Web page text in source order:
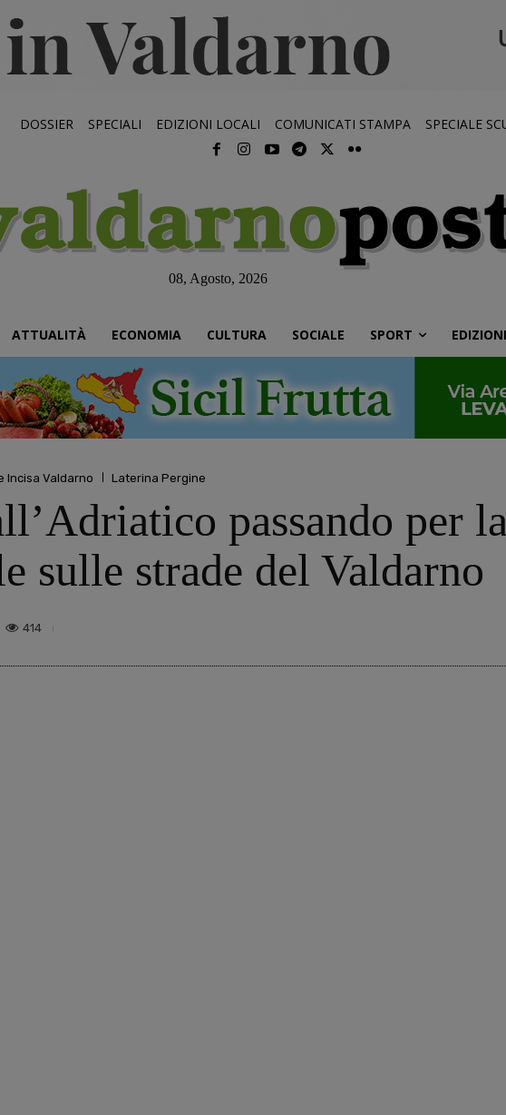
DOSSIER SPECIALI EDIZIONI LOCALI COMUNICATI STAMPA SPECIALE
08, Agosto, 2026
ATTUALITÀ ECONOMIA CULTURA SOCIALE SPORT
Incisa Valdarno Laterina Pergine
passando per
sulle strade del Valdarno
414